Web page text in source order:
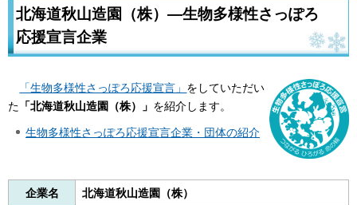
北海道秋山造園（株）―生物多様性さっぽろ
応援宣言企業
「生物多様性さっぽろ応援宣言」 をしていただい
た 「北海道秋山造園（株） 」 を紹介します。
生物多様性さっぽろ応援宣言企業・団体の紹介
企業名 北海道秋山造園（株）